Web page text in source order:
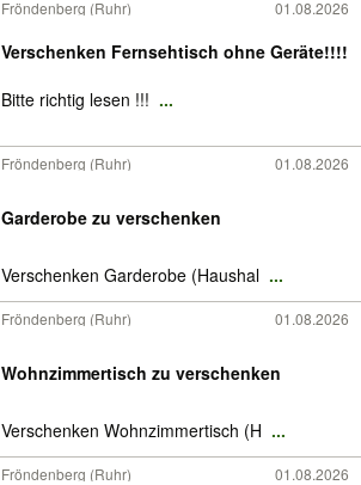
Fröndenberg (Ruhr) 01.08.2026
Verschenken Fernsehtisch ohne Geräte!!!!
Bitte richtig lesen !!! ...
Fröndenberg (Ruhr) 01.08.2026
Garderobe zu verschenken
Verschenken Garderobe (Haushal ...
Fröndenberg (Ruhr) 01.08.2026
Wohnzimmertisch zu verschenken
Verschenken Wohnzimmertisch (H ...
Fröndenberg (Ruhr) 01.08.2026